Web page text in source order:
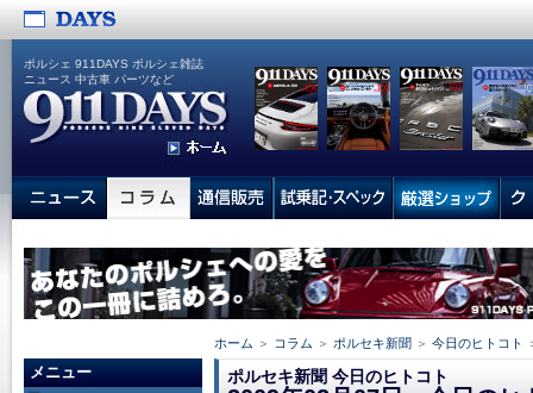
ポルシェ 911DAYS ポルシェ雑誌
ニュース 中古車 パーツなど
ホーム ＞ コラム ＞ ポルセキ新聞 ＞ 今日のヒトコト
ポルセキ新聞 今日のヒトコト
メニュー